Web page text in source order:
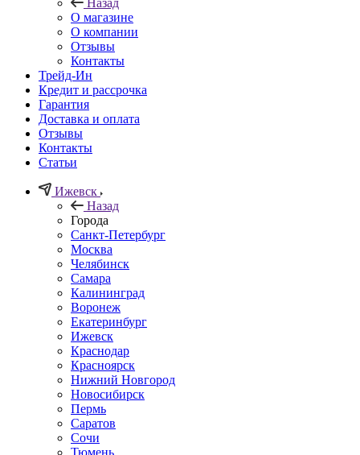
Назад
О магазине
О компании
Отзывы
Контакты
Трейд-Ин
Кредит и рассрочка
Гарантия
Доставка и оплата
Отзывы
Контакты
Статьи
Ижевск
Назад
Города
Санкт-Петербург
Москва
Челябинск
Самара
Калининград
Воронеж
Екатеринбург
Ижевск
Краснодар
Красноярск
Нижний Новгород
Новосибирск
Пермь
Саратов
Сочи
Тюмень